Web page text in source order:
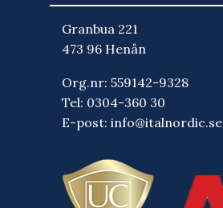
Granbua 221
473 96 Henån
Org.nr: 559142-9328
Tel: 0304-360 30
E-post: info@italnordic.se